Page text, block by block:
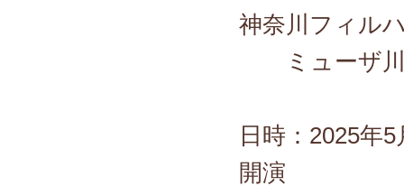
神奈川フィル
ミューザ川
日時：2025年
開演